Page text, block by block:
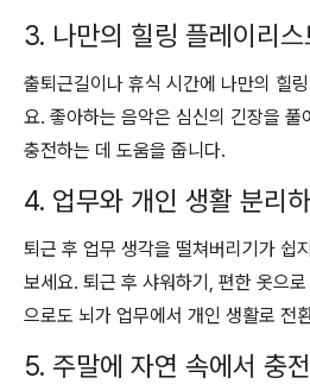
3. 나만의 힐링 플레이리스
출퇴근길이나 휴식 시간에 나만의 힐
요. 좋아하는 음악은 심신의 긴장을 풀
충전하는 데 도움을 줍니다.
4. 업무와 개인 생활 분리하
퇴근 후 업무 생각을 떨쳐버리기가 쉽
보세요. 퇴근 후 샤워하기, 편한 옷으
으로도 뇌가 업무에서 개인 생활로 전
5. 주말에 자연 속에서 충전